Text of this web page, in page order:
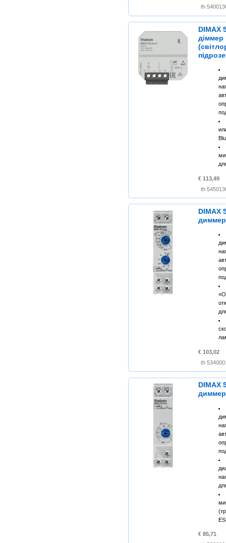
DIMAX
діммер
€ 113,49
DIMAX
диммер
€ 103,02
DIMAX
диммер
€ 85,71